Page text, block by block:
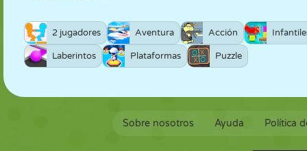
2 jugadores Aventura Acción
Laberintos Plataformas Puzzle
Sobre nosotros Ayuda Política